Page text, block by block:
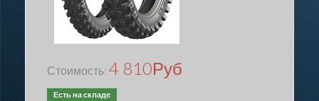
Стоимость: 4 810Руб
Есть на складе